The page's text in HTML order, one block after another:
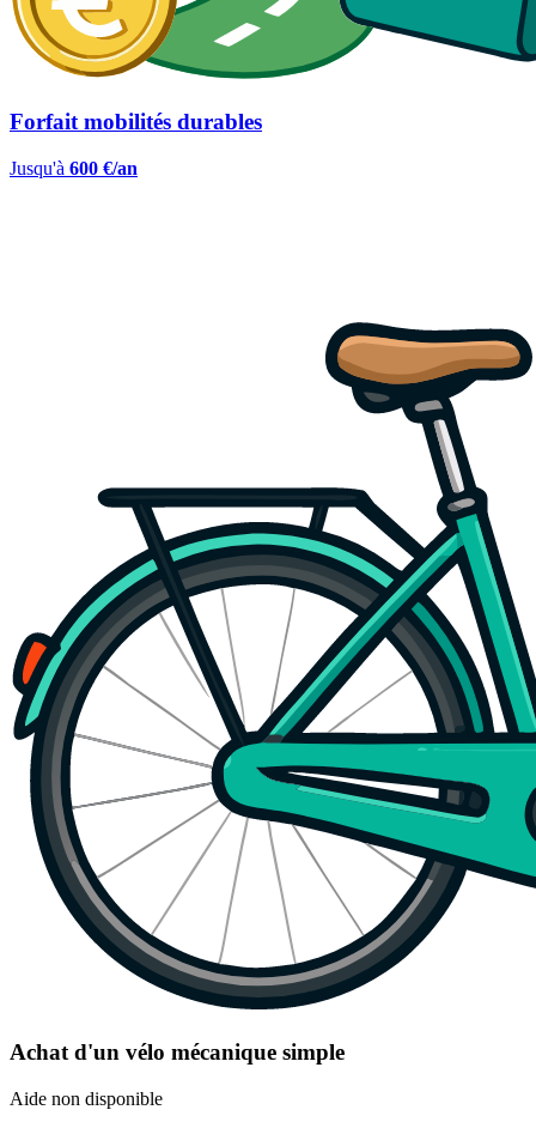
Forfait mobilités durables
Jusqu'à 600 €/an
Achat d'un vélo mécanique simple
Aide non disponible